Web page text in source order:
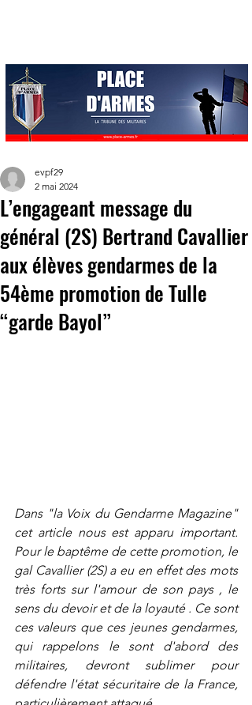
L’engageant message du
général (2S) Bertrand Cavallier
aux élèves gendarmes de la
54ème promotion de Tulle
“garde Bayol”
evpf29
2 mai 2024
Dans "la Voix du Gendarme Magazine"
cet article nous est apparu important.
Pour le baptême de cette promotion, le
gal Cavallier (2S) a eu en effet des mots
très forts sur l'amour de son pays , le
sens du devoir et de la loyauté . Ce sont
ces valeurs que ces jeunes gendarmes,
qui rappelons le sont d'abord des
militaires, devront sublimer pour
défendre l'état sécuritaire de la France,